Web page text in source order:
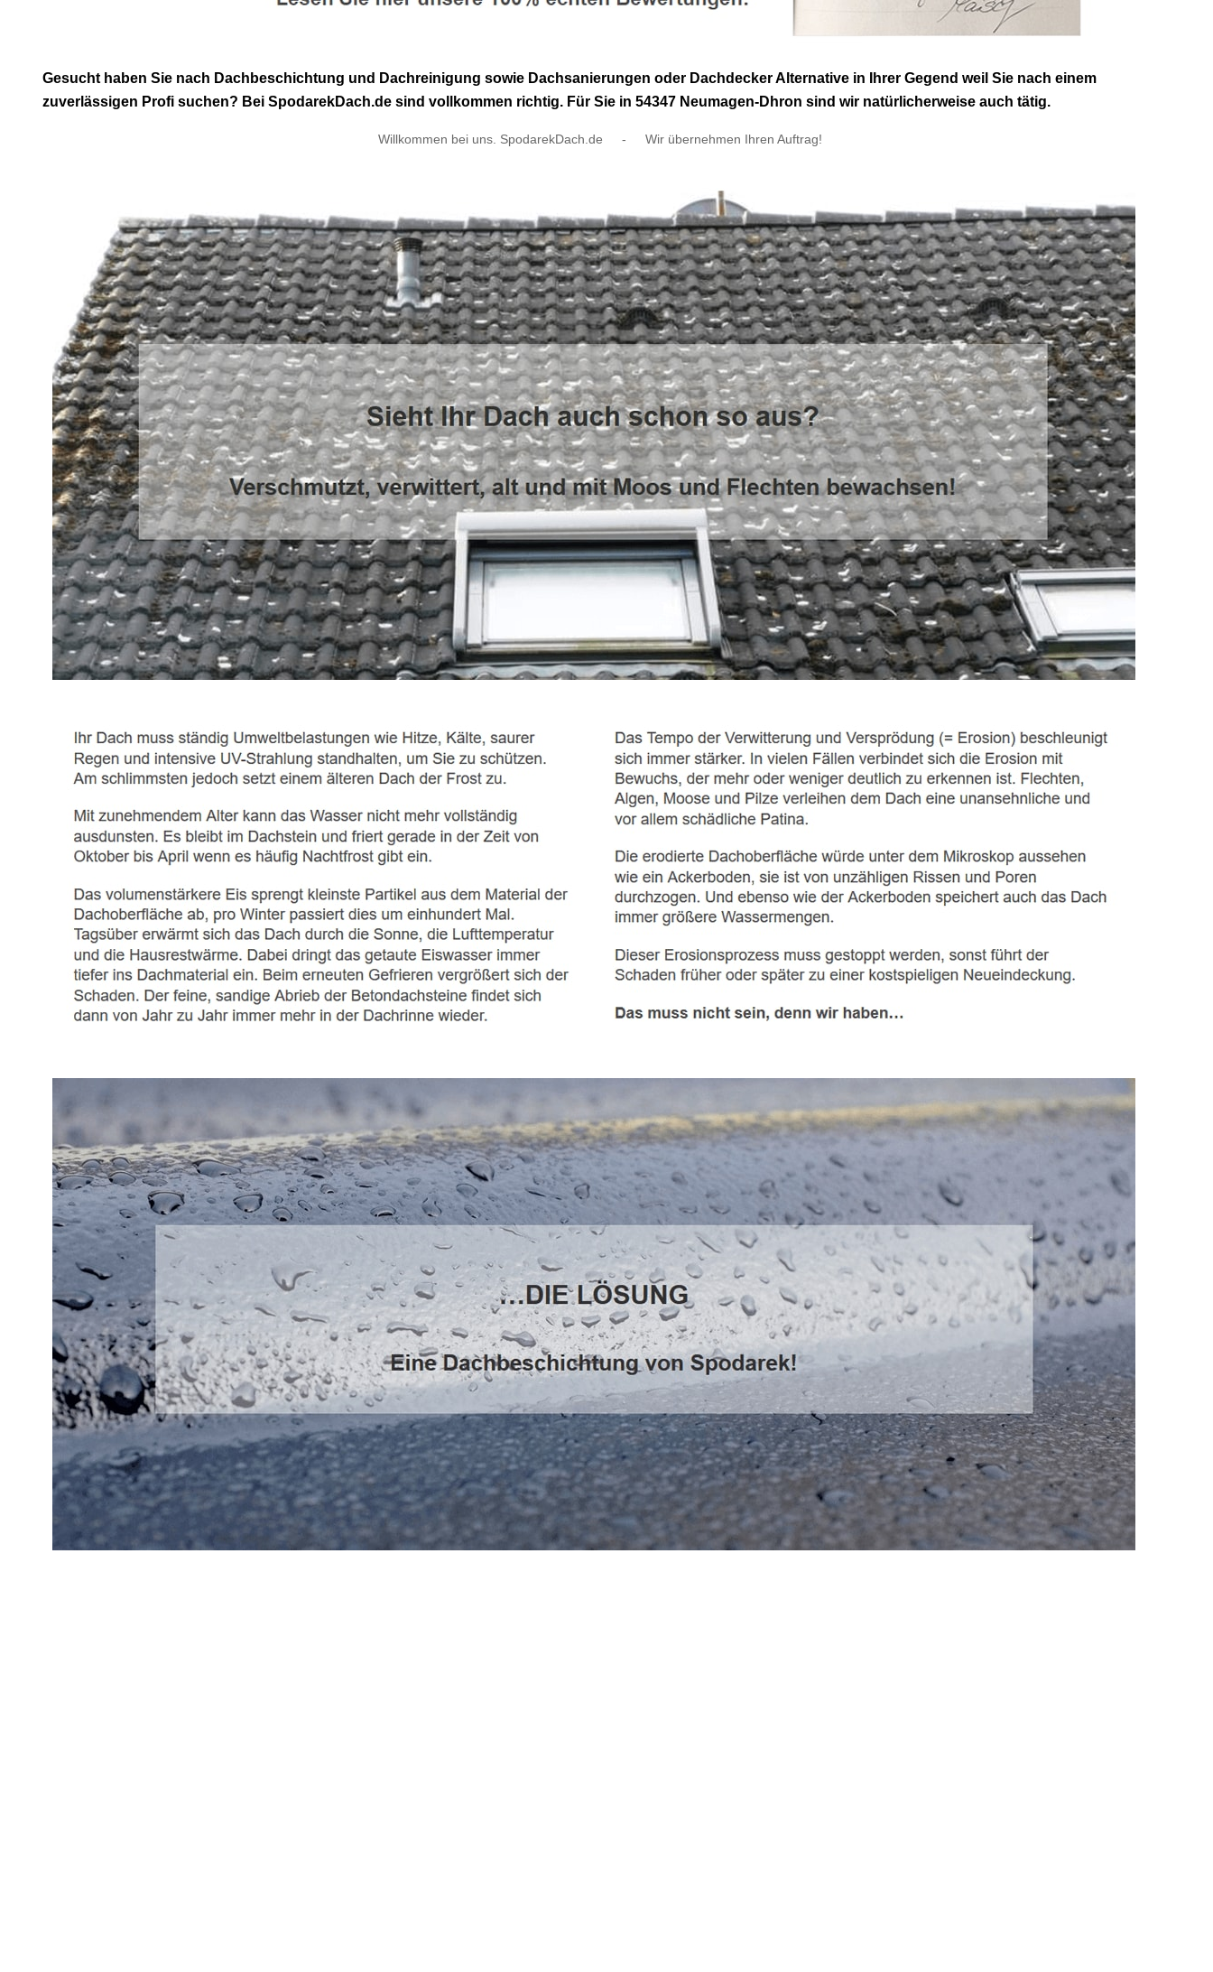
Gesucht haben Sie nach Dachbeschichtung und Dachreinigung sowie Dachsanierungen oder Dachdecker Alternative in Ihrer Gegend weil Sie nach einem
zuverlässigen Profi suchen? Bei SpodarekDach.de sind vollkommen richtig. Für Sie in 54347 Neumagen-Dhron sind wir natürlicherweise auch tätig.
Willkommen bei uns. SpodarekDach.de - Wir übernehmen Ihren Auftrag!